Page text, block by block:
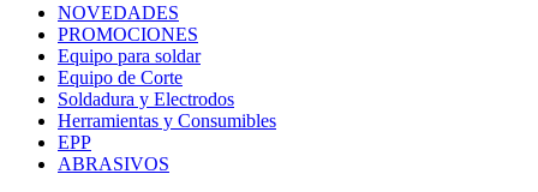
NOVEDADES
PROMOCIONES
Equipo para soldar
Equipo de Corte
Soldadura y Electrodos
Herramientas y Consumibles
EPP
ABRASIVOS